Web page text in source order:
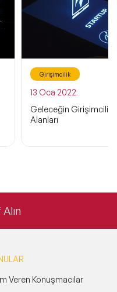
Girişimcilik
13 Oca 2022
Geleceğin Girişimcilik
Alanları
Veren Konuşmacılar